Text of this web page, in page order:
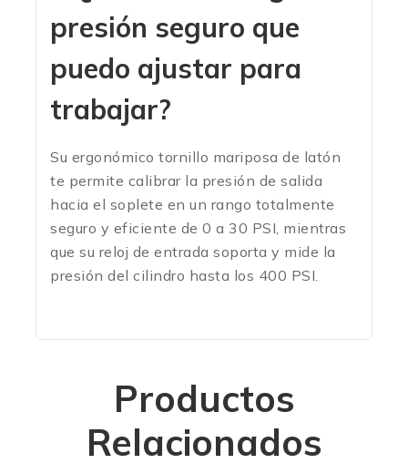
presión seguro que
puedo ajustar para
trabajar?
Su ergonómico tornillo mariposa de latón
te permite calibrar la presión de salida
hacia el soplete en un rango totalmente
seguro y eficiente de 0 a 30 PSI, mientras
que su reloj de entrada soporta y mide la
presión del cilindro hasta los 400 PSI.
Productos
Relacionados